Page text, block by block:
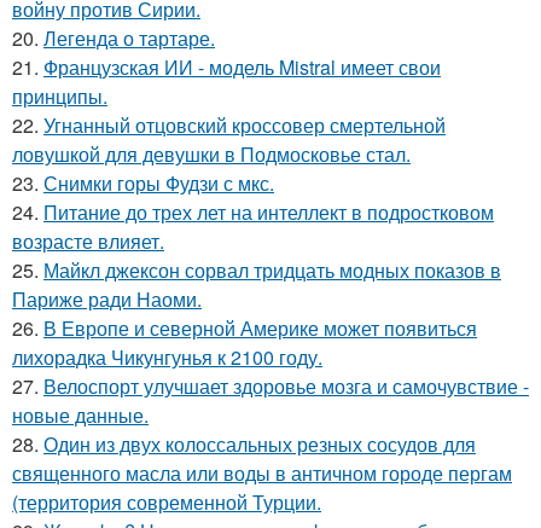
войну против Сирии.
20. Легенда о тартаре.
21. Французская ИИ - модель Mistral имеет свои
принципы.
22. Угнанный отцовский кроссовер смертельной
ловушкой для девушки в Подмосковье стал.
23. Снимки горы Фудзи с мкс.
24. Питание до трех лет на интеллект в подростковом
возрасте влияет.
25. Майкл джексон сорвал тридцать модных показов в
Париже ради Наоми.
26. В Европе и северной Америке может появиться
лихорадка Чикунгунья к 2100 году.
27. Велоспорт улучшает здоровье мозга и самочувствие -
новые данные.
28. Один из двух колоссальных резных сосудов для
священного масла или воды в античном городе пергам
(территория современной Турции.